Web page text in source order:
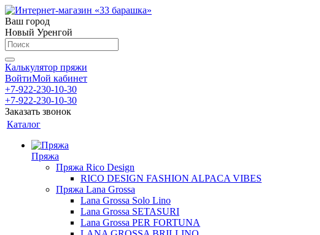
Ваш город
Новый Уренгой
Калькулятор пряжи
ВойтиМой кабинет
+7-922-230-10-30
+7-922-230-10-30
Заказать звонок
Каталог
Пряжа
Пряжа Rico Design
RICO DESIGN FASHION ALPACA VIBES
Пряжа Lana Grossa
Lana Grossa Solo Lino
Lana Grossa SETASURI
Lana Grossa PER FORTUNA